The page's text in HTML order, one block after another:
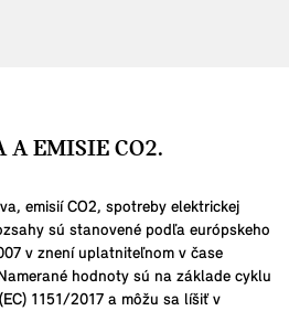
A EMISIE CO2.
emisií CO2, spotreby elektrickej
sú stanovené podľa európskeho
v znení uplatniteľnom v čase
hodnoty sú na základe cyklu
1151/2017 a môžu sa líšiť v